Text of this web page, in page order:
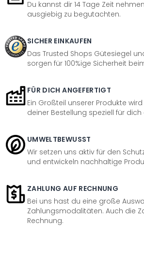
Du kannst dir 14 Tage Zeit
ausgiebig zu begutachten.
SICHER EINKAUFEN
Das Trusted Shops Gütesiegel
sorgen für 100%ige Sicherheit
FÜR DICH ANGEFERTIGT
Ein Großteil unserer Produkte
deiner Bestellung speziell für
UMWELTBEWUSST
Wir setzen uns aktiv für den
und entwickeln nachhaltige
ZAHLUNG AUF RECHNUNG
Bei uns hast du eine große
Zahlungsmodalitäten. Auch die
Rechnung.